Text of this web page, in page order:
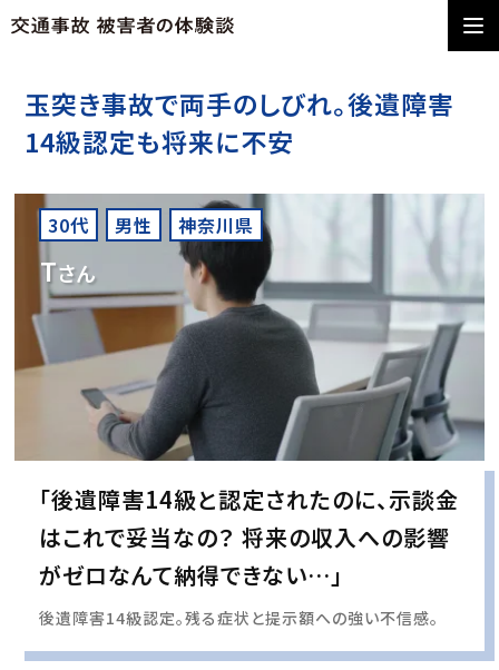
玉突き事故で両手のしびれ。後遺障害
14級認定も将来に不安
30代 男性 神奈川県
Tさん
「後遺障害14級と認定されたのに、示談金
はこれで妥当なの？ 将来の収入への影響
がゼロなんて納得できない…」
後遺障害14級認定。残る症状と提示額への強い不信感。